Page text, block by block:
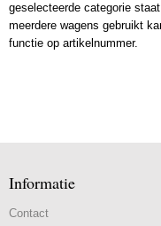
geselecteerde categorie
meerdere wagens gebruikt
functie op artikelnummer.
Informatie
Contact